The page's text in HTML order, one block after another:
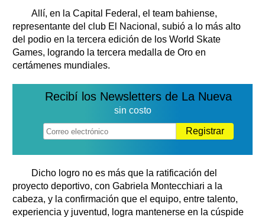
Edictos
Teléfonos de urgencia
Allí, en la Capital Federal, el team bahiense,
representante del club El Nacional, subió a lo más alto
del podio en la tercera edición de los World Skate
Games, logrando la tercera medalla de Oro en
certámenes mundiales.
Recibí los Newsletters de La Nueva
sin costo
Registrar
Dicho logro no es más que la ratificación del
proyecto deportivo, con Gabriela Montecchiari a la
cabeza, y la confirmación que el equipo, entre talento,
experiencia y juventud, logra mantenerse en la cúspide